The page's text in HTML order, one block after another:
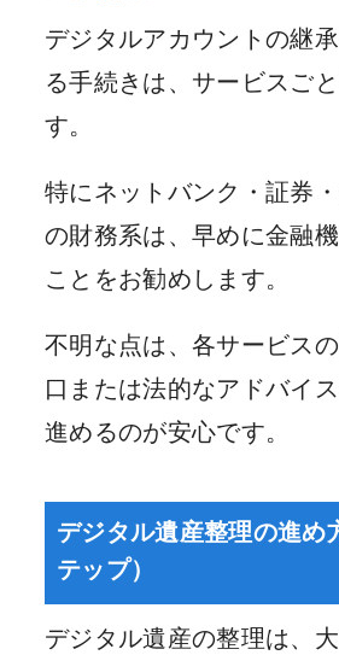
デジタルアカウントの継
る手続きは、サービスご
す。
特にネットバンク・証券
の財務系は、早めに金融
ことをお勧めします。
不明な点は、各サービス
口または法的なアドバイ
進めるのが安心です。
デジタル遺産整理の進め
テップ）
デジタル遺産の整理は、